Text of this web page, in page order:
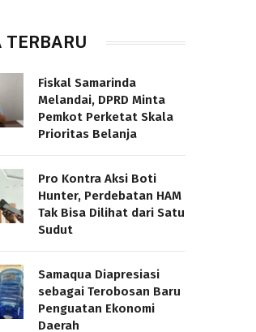
TERBARU
Fiskal Samarinda
Melandai, DPRD Minta
Pemkot Perketat Skala
Prioritas Belanja
Pro Kontra Aksi Boti
Hunter, Perdebatan HAM
Tak Bisa Dilihat dari Satu
Sudut
Samaqua Diapresiasi
sebagai Terobosan Baru
Penguatan Ekonomi
Daerah